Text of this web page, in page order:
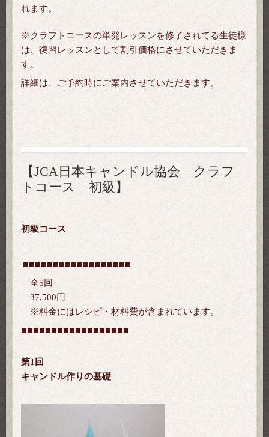
れます。
※クラフトコースの単発レッスンを修了されてる生徒様
は、復習レッスンとして割引価格にさせていただきま
す。
詳細は、ご予約時にご案内させていただきます。
【JCA日本キャンドル協会 クラフ
トコース 初級】
初級コース
■■■■■■■■■■■■■■■■■■
全5回
37,500円
※料金にはレシピ・材料費が含まれています。
■■■■■■■■■■■■■■■■■■
第1回
キャンドル作りの基礎